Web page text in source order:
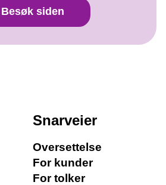
Nasjonalt
tolkeregister
Besøk siden
Snarveier
Oversettelse
For kunder
For tolker